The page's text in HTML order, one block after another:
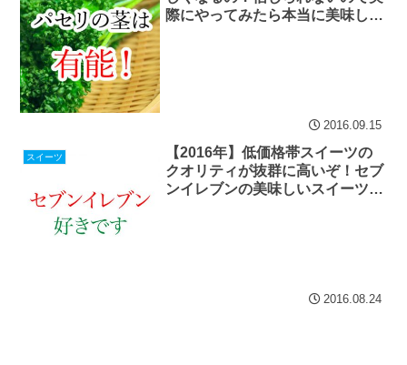
際にやってみたら本当に美味しく
2016.09.15
スイーツ
【2016年】低価格帯スイーツの
クオリティが抜群に高いぞ！セブ
ンイレブンの美味しいスイーツま
2016.08.24